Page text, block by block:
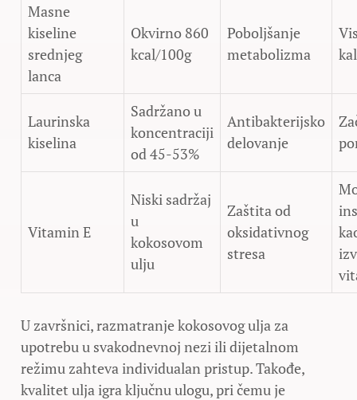
Masne
kiseline
srednjeg
lanca
Okvirno 860
kcal/100g
Poboljšanje
metabolizma
Laurinska
kiselina
Sadržano u
koncentraciji
od 45-53%
Antibakterijsko
delovanje
Vitamin E
Niski sadržaj
u
kokosovom
ulju
Zaštita od
oksidativnog
stresa
U završnici, razmatranje kokosovog ulja za
upotrebu u svakodnevnoj nezi ili dijetalnom
režimu zahteva individualan pristup. Takođe,
kvalitet ulja igra ključnu ulogu, pri čemu je